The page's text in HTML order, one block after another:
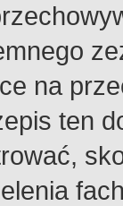
na
ten